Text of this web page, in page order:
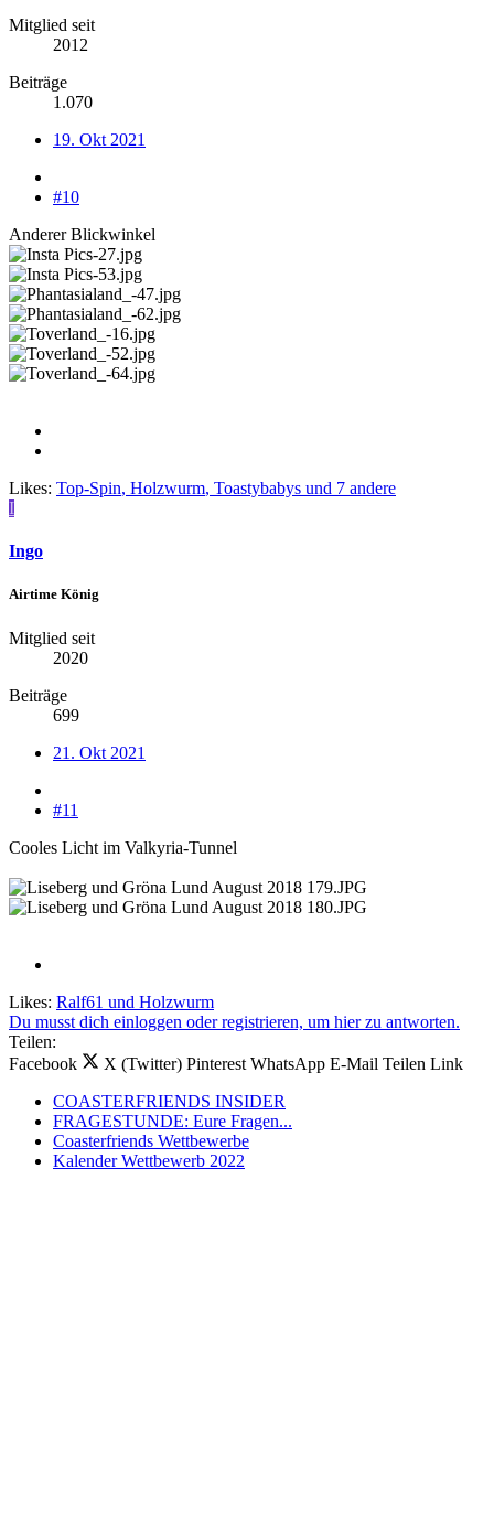
Mitglied seit
2012
Beiträge
1.070
19. Okt 2021
#10
Anderer Blickwinkel
Likes: Top-Spin, Holzwurm, Toastybabys und 7 andere
I
Ingo
Airtime König
Mitglied seit
2020
Beiträge
699
21. Okt 2021
#11
Cooles Licht im Valkyria-Tunnel
Likes: Ralf61 und Holzwurm
Du musst dich einloggen oder registrieren, um hier zu antworten.
Teilen:
Facebook
X (Twitter) Pinterest WhatsApp E-Mail Teilen Link
COASTERFRIENDS INSIDER
FRAGESTUNDE: Eure Fragen...
Coasterfriends Wettbewerbe
Kalender Wettbewerb 2022